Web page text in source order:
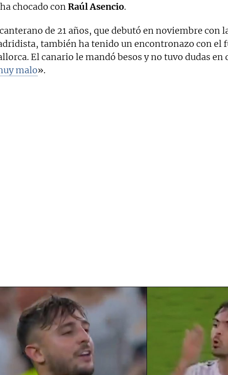
chocado conRaúl Asencio.
de 21 años, que debutó en noviembre con
también ha tenido un encontronazo con el
El canario le mandó besos y no tuvo dudas en
malo».